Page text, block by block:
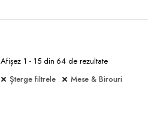
Afișez 1 - 15 din 64 de rezultate
Șterge filtrele
Mese & Birouri